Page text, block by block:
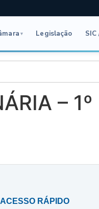
▾ Legislação
–
ACESSO RÁPIDO